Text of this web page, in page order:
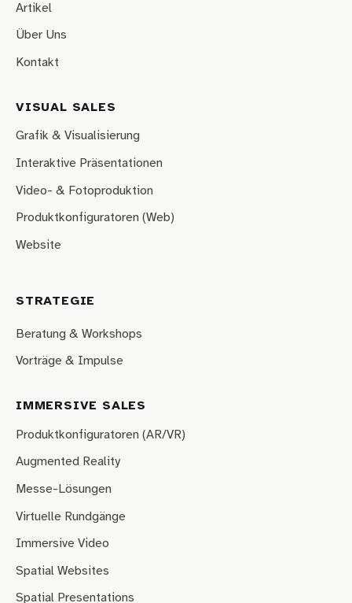
Artikel
Über Uns
Kontakt
VISUAL SALES
Grafik & Visualisierung
Interaktive Präsentationen
Video- & Fotoproduktion
Produktkonfiguratoren (Web)
Website
STRATEGIE
Beratung & Workshops
Vorträge & Impulse
IMMERSIVE SALES
Produktkonfiguratoren (AR/VR)
Augmented Reality
Messe-Lösungen
Virtuelle Rundgänge
Immersive Video
Spatial Websites
Spatial Presentations